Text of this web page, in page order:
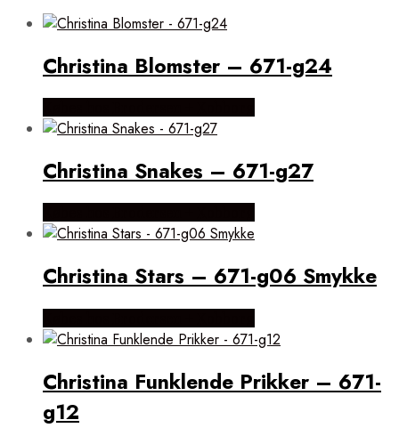
Christina Blomster – 671-g24
Christina Snakes – 671-g27
Christina Stars – 671-g06 Smykke
Christina Funklende Prikker – 671-
g12